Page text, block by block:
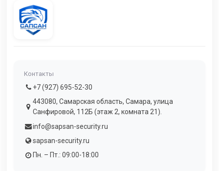
Контакты
+7 (927) 695-52-30
443080, Самарская область, Самара, улица
Санфировой, 112Б (этаж 2, комната 21).
info@sapsan-security.ru
sapsan-security.ru
Пн. – Пт.: 09:00-18:00